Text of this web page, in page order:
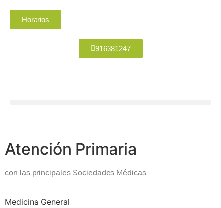
Horarios
916381247
Atención Primaria
con las principales Sociedades Médicas
Medicina General